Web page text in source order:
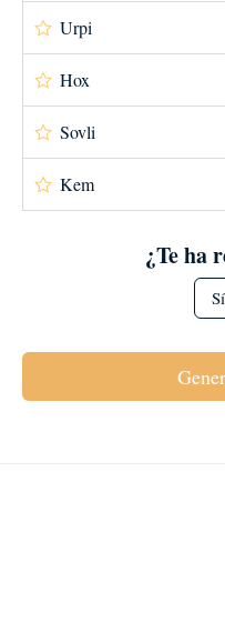
Urpi
Hox
Sovli
Kem
¿Te ha
Sí